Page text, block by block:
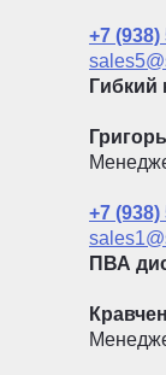
+7 (938)
+7 (938)
ПВА